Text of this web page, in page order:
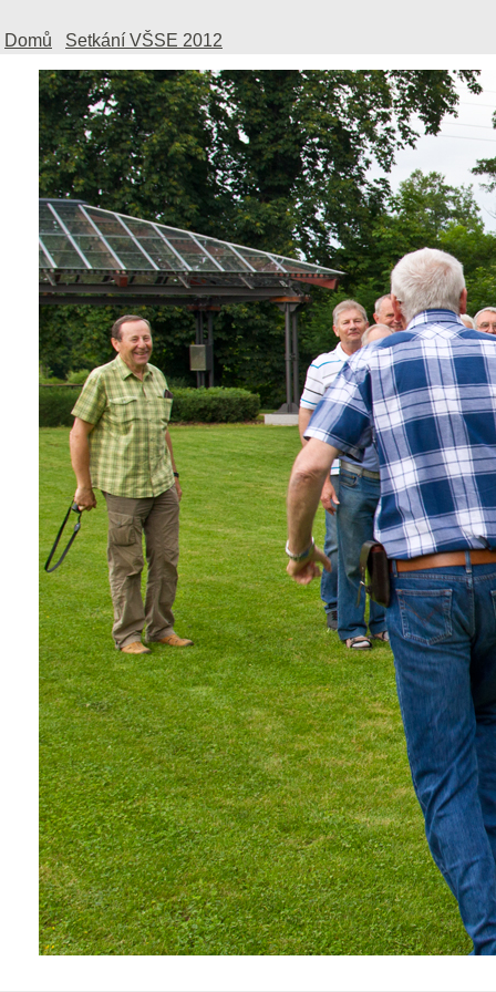
Domů Setkání VŠSE 2012